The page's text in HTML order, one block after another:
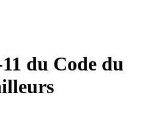
du Code du